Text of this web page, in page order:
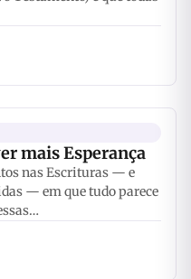
mais Esperança
nas Escrituras — e
— em que tudo parece